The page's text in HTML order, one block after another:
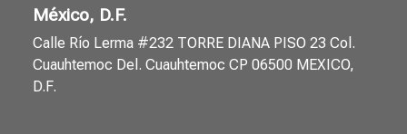
México, D.F.
Calle Río Lerma #232 TORRE DIANA PISO 23 Col.
Cuauhtemoc Del. Cuauhtemoc CP 06500 MEXICO,
D.F.